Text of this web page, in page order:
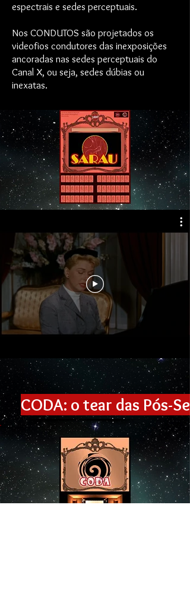
espectrais e sedes perceptuais.
Nos CONDUTOS são projetados os
videofios condutores das inexposições
ancoradas nas sedes perceptuais do
Canal X, ou seja, sedes dúbias ou
inexatas.
CODA: o tear das Pós-